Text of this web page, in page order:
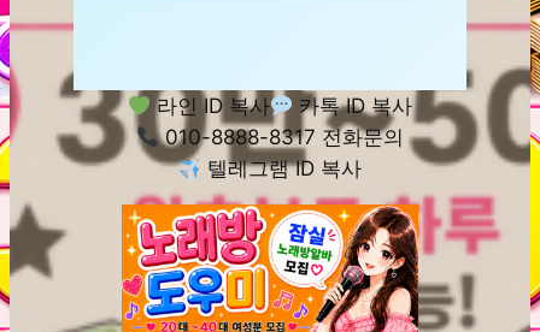
라인 ID 복사
카톡 ID 복사
010-8888-8317 전화문의
텔레그램 ID 복사